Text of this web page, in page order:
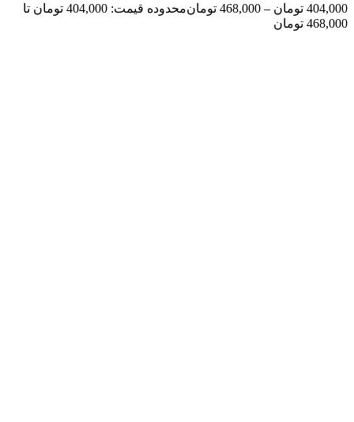
404,000 تومان –
468,000 تومان
محدوده قیمت: 404,000 تومان تا
468,000 تومان